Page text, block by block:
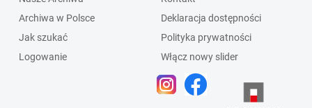
Archiwa w Polsce
Jak szukać
Logowanie
Deklaracja dostępności
Polityka prywatności
Włącz nowy slider